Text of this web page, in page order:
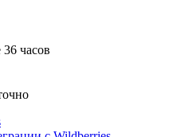
часов